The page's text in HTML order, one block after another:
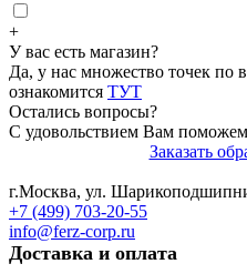
+
У вас есть магазин?
Да, у нас множество точек по
ознакомится ТУТ
Остались вопросы?
С удовольствием Вам
Заказать
г.Москва, ул.
+7 (499) 703-20-55
info@ferz-corp.ru
Доставка и оплата